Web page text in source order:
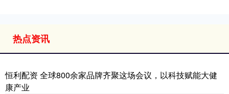
热点资讯
恒利配资 全球800余家品牌齐聚这场会议，以科技赋能大健
康产业